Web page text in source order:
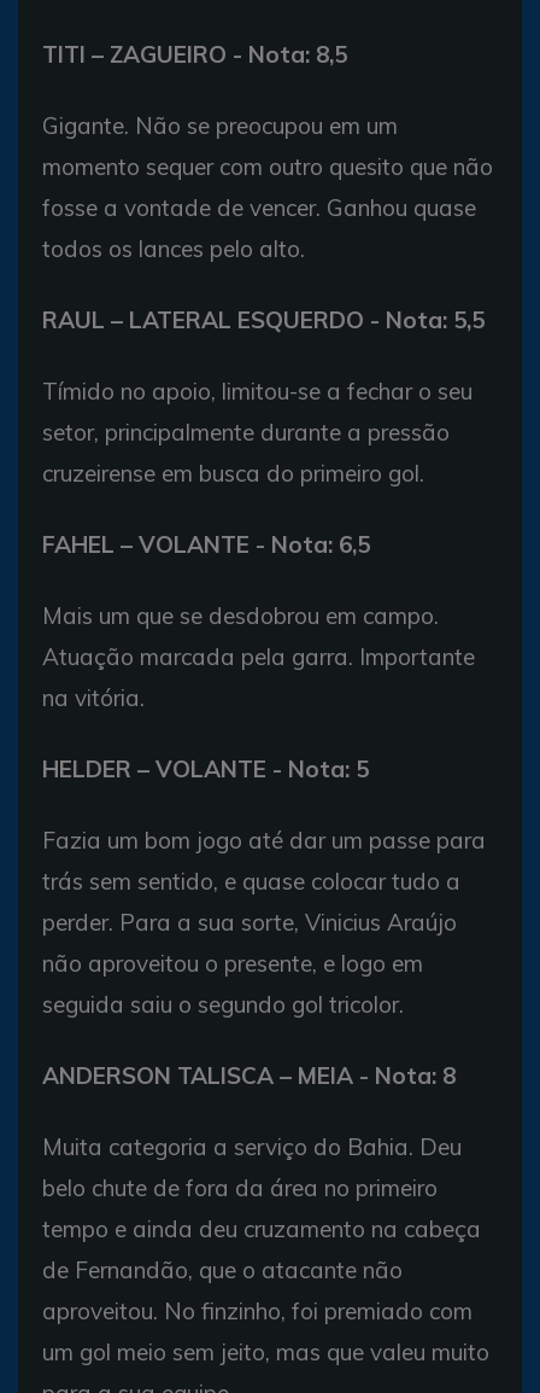
TITI – ZAGUEIRO - Nota: 8,5
Gigante. Não se preocupou em um
momento sequer com outro quesito que não
fosse a vontade de vencer. Ganhou quase
todos os lances pelo alto.
RAUL – LATERAL ESQUERDO - Nota: 5,5
Tímido no apoio, limitou-se a fechar o seu
setor, principalmente durante a pressão
cruzeirense em busca do primeiro gol.
FAHEL – VOLANTE - Nota: 6,5
Mais um que se desdobrou em campo.
Atuação marcada pela garra. Importante
na vitória.
HELDER – VOLANTE - Nota: 5
Fazia um bom jogo até dar um passe para
trás sem sentido, e quase colocar tudo a
perder. Para a sua sorte, Vinicius Araújo
não aproveitou o presente, e logo em
seguida saiu o segundo gol tricolor.
ANDERSON TALISCA – MEIA - Nota: 8
Muita categoria a serviço do Bahia. Deu
belo chute de fora da área no primeiro
tempo e ainda deu cruzamento na cabeça
de Fernandão, que o atacante não
aproveitou. No finzinho, foi premiado com
um gol meio sem jeito, mas que valeu muito